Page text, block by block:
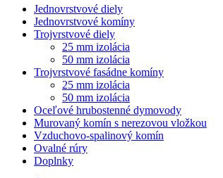
Jednovrstvové diely
Jednovrstvové komíny
Trojvrstvové diely
25 mm izolácia
50 mm izolácia
Trojvrstvové fasádne komíny
25 mm izolácia
50 mm izolácia
Oceľové hrubostenné dymovody
Murovaný komín s nerezovou vložkou
Vzduchovo-spalinový komín
Ovalné rúry
Doplnky